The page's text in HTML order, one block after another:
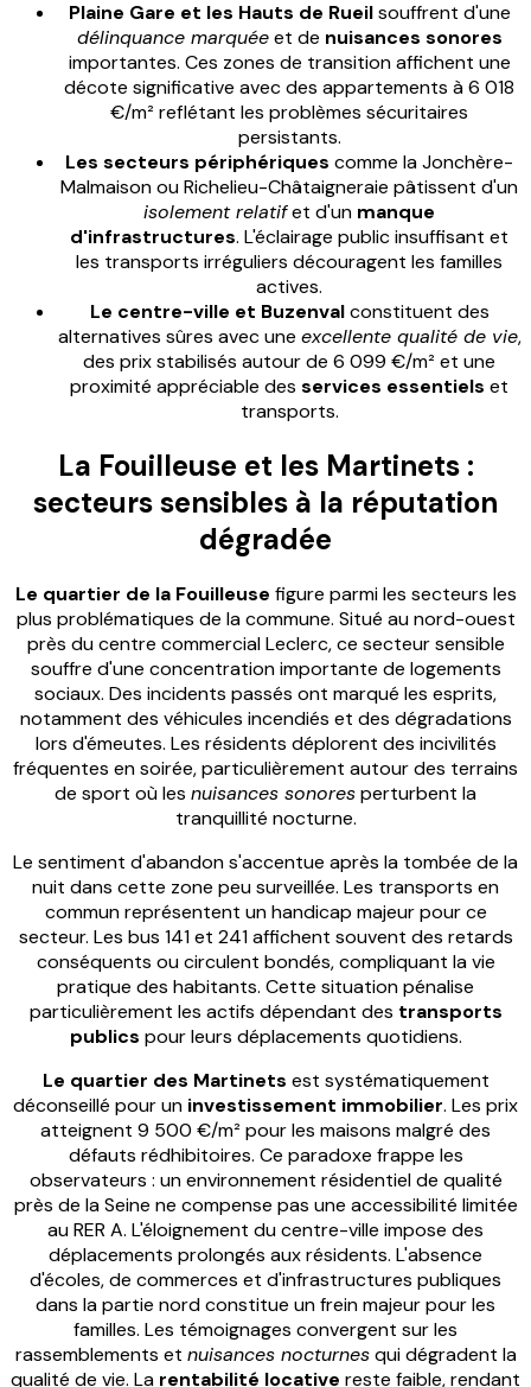
Plaine Gare et les Hauts de Rueilsouffrent d'une
délinquance marquéeet de nuisances sonores
importantes. Ces zones de transition affichent une
décote significative avec des appartements à 6 018
€/m² reflétant les problèmes sécuritaires
persistants.
Les secteurs périphériques comme la Jonchère-
Malmaison ou Richelieu-Châtaigneraie pâtissent d'un
isolement relatifet d'un manque
d'infrastructures. L'éclairage public insuffisant et
les transports irréguliers découragent les familles
actives.
Le centre-ville et Buzenvalconstituent des
alternatives sûres avec une excellente qualité de vie,
des prix stabilisés autour de 6 099 €/m² et une
proximité appréciable des services essentiels et
transports.
La Fouilleuse et les Martinets :
secteurs sensibles à la réputation
dégradée
Le quartier de la Fouilleuse figure parmi les secteurs les
plus problématiques de la commune. Situé au nord-ouest
près du centre commercial Leclerc, ce secteur sensible
souffre d'une concentration importante de logements
sociaux. Des incidents passés ont marqué les esprits,
notamment des véhicules incendiés et des dégradations
lors d'émeutes. Les résidents déplorent des incivilités
fréquentes en soirée, particulièrement autour des terrains
de sport où les nuisances sonoresperturbent la
tranquillité nocturne.
Le sentiment d'abandon s'accentue après la tombée de la
nuit dans cette zone peu surveillée. Les transports en
commun représentent un handicap majeur pour ce
secteur. Les bus 141 et 241 affichent souvent des retards
conséquents ou circulent bondés, compliquant la vie
pratique des habitants. Cette situation pénalise
particulièrement les actifs dépendant des transports
publics pour leurs déplacements quotidiens.
Le quartier des Martinets est systématiquement
déconseillé pour un investissement immobilier. Les prix
atteignent 9 500 €/m² pour les maisons malgré des
défauts rédhibitoires. Ce paradoxe frappe les
observateurs : un environnement résidentiel de qualité
près de la Seine ne compense pas une accessibilité limitée
au RER A. L'éloignement du centre-ville impose des
déplacements prolongés aux résidents. L'absence
d'écoles, de commerces et d'infrastructures publiques
dans la partie nord constitue un frein majeur pour les
familles. Les témoignages convergent sur les
rassemblements et nuisances nocturnesqui dégradent la
qualité de vie. La rentabilité locative reste faible, rendant